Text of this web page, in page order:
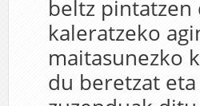
beltz pintatzen
kaleratzeko
maitasunezko
du beretzat